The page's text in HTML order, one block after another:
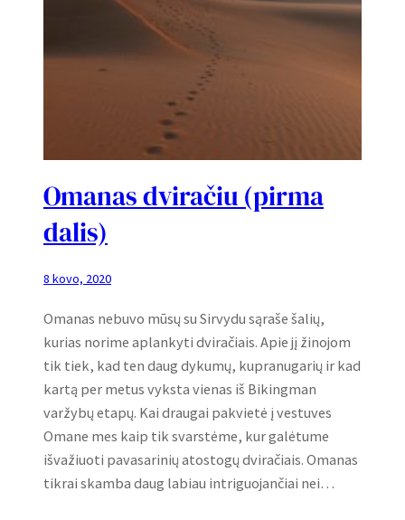
Omanas dviračiu (pirma
dalis)
8 kovo, 2020
Omanas nebuvo mūsų su Sirvydu sąraše šalių,
kurias norime aplankyti dviračiais. Apie jį žinojom
tik tiek, kad ten daug dykumų, kupranugarių ir kad
kartą per metus vyksta vienas iš Bikingman
varžybų etapų. Kai draugai pakvietė į vestuves
Omane mes kaip tik svarstėme, kur galėtume
išvažiuoti pavasarinių atostogų dviračiais. Omanas
tikrai skamba daug labiau intriguojančiai nei…